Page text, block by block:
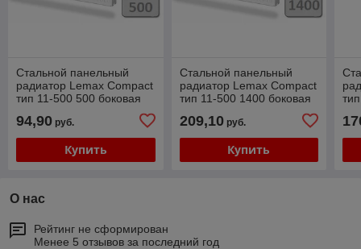
Стальной панельный
радиатор Lemax Compact
тип 11-500 500 боковая
94,90 руб.
Купить
Стальной панельный
радиатор Lemax Compact
тип 11-500 1400 боковая
209,10руб.
Купить
О нас
Рейтинг не сформирован
Менее 5 отзывов за последний год